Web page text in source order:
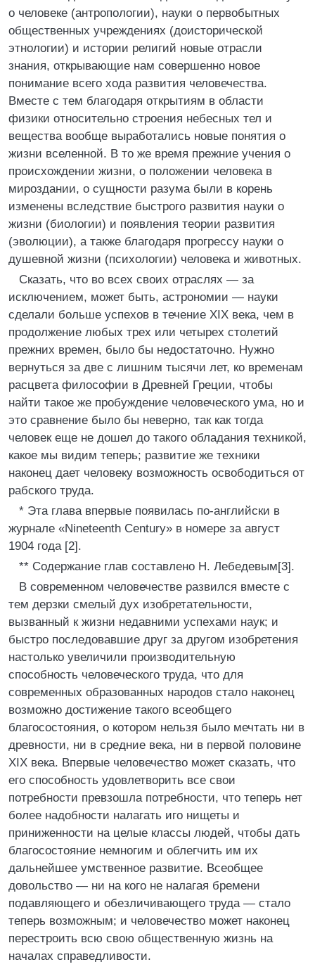
о человеке (антропологии), науки о первобытных
общественных учреждениях (доисторической
этнологии) и истории религий новые отрасли
знания, открывающие нам совершенно новое
понимание всего хода развития человечества.
Вместе с тем благодаря открытиям в области
физики относительно строения небесных тел и
вещества вообще выработались новые понятия о
жизни вселенной. В то же время прежние учения о
происхождении жизни, о положении человека в
мироздании, о сущности разума были в корень
изменены вследствие быстрого развития науки о
жизни (биологии) и появления теории развития
(эволюции), а также благодаря прогрессу науки о
душевной жизни (психологии) человека и животных.
Сказать, что во всех своих отраслях — за
исключением, может быть, астрономии — науки
сделали больше успехов в течение XIX века, чем в
продолжение любых трех или четырех столетий
прежних времен, было бы недостаточно. Нужно
вернуться за две с лишним тысячи лет, ко временам
расцвета философии в Древней Греции, чтобы
найти такое же пробуждение человеческого ума, но и
это сравнение было бы неверно, так как тогда
человек еще не дошел до такого обладания техникой,
какое мы видим теперь; развитие же техники
наконец дает человеку возможность освободиться от
рабского труда.
* Эта глава впервые появилась по-английски в
журнале «Nineteenth Century» в номере за август
1904 года [2].
** Содержание глав составлено Н. Лебедевым[3].
В современном человечестве развился вместе с
тем дерзки смелый дух изобретательности,
вызванный к жизни недавними успехами наук; и
быстро последовавшие друг за другом изобретения
настолько увеличили производительную
способность человеческого труда, что для
современных образованных народов стало наконец
возможно достижение такого всеобщего
благосостояния, о котором нельзя было мечтать ни в
древности, ни в средние века, ни в первой половине
XIX века. Впервые человечество может сказать, что
его способность удовлетворить все свои
потребности превзошла потребности, что теперь нет
более надобности налагать иго нищеты и
приниженности на целые классы людей, чтобы дать
благосостояние немногим и облегчить им их
дальнейшее умственное развитие. Всеобщее
довольство — ни на кого не налагая бремени
подавляющего и обезличивающего труда — стало
теперь возможным; и человечество может наконец
перестроить всю свою общественную жизнь на
началах справедливости.